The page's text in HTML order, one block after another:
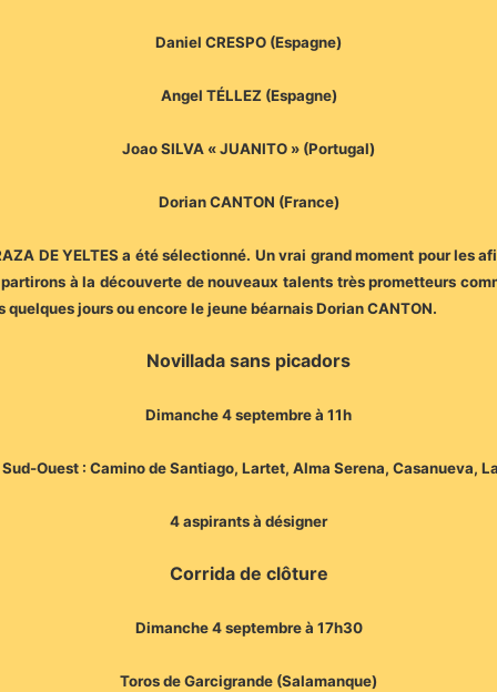
Daniel CRESPO (Espagne)
Angel TÉLLEZ (Espagne)
Joao SILVA « JUANITO » (Portugal)
Dorian CANTON (France)
DE YELTES a été sélectionné. Un vrai grand moment pour les
à la découverte de nouveaux talents très prometteurs
jours ou encore le jeune béarnais Dorian CANTON.
Novillada sans picadors
Dimanche 4 septembre à 11h
Sud-Ouest : Camino de Santiago, Lartet, Alma Serena, Casanueva,
4 aspirants à désigner
Corrida de clôture
Dimanche 4 septembre à 17h30
Toros de Garcigrande (Salamanque)